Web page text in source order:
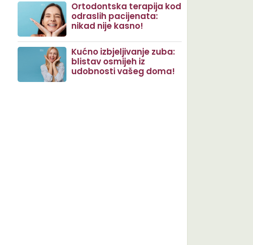
Ortodontska terapija kod
odraslih pacijenata:
nikad nije kasno!
Kućno izbjeljivanje zuba:
blistav osmijeh iz
udobnosti vašeg doma!